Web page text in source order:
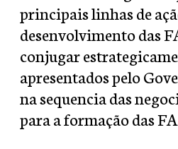
principais linhas de
desenvolvimento das
conjugar
apresentados pelo
na sequencia das
para a formação das